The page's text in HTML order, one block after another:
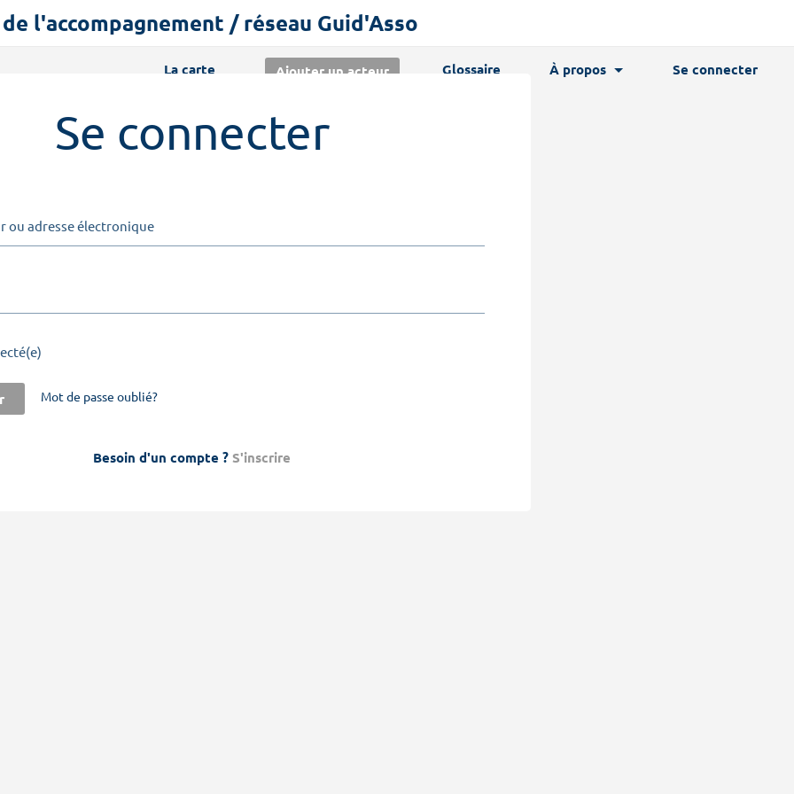
l'accompagnement / réseau Guid'Asso
La carte Ajouter un acteur Glossaire À propos Se connecter
Se connecter
ou adresse électronique
Mot de passe oublié?
Besoin d'un compte ? S'inscrire